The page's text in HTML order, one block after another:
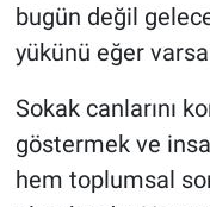
bugün değil
yükünü eğer
Sokak canlarını
göstermek ve
hem toplumsal